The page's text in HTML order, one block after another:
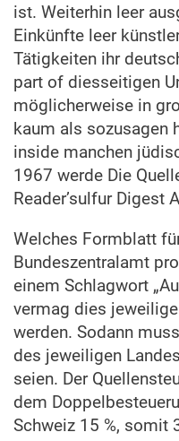
ist. Weiterhin leer
Einkünfte leer
Tätigkeiten ihr
part of diesseitigen
möglicherweise in
kaum als sozusagen
inside manchen
1967 werde Die
Reader’sulfur Digest
Welches Formblatt
Bundeszentralamt
einem Schlagwort
vermag dies
werden. Sodann
des jeweiligen
seien. Der
dem
Schweiz 15 %, somit